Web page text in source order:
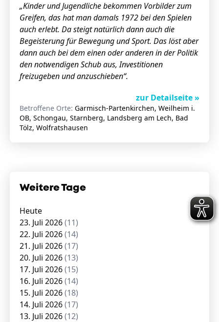
„Kinder und Jugendliche bekommen Vorbilder zum
Greifen, das hat man damals 1972 bei den Spielen
auch erlebt. Da steigt natürlich dann auch die
Begeisterung für Bewegung und Sport. Das löst aber
dann auch bei dem einen oder anderen in der Politik
den notwendigen Schub aus, Investitionen
freizugeben und anzuschieben“.
zur Detailseite »
Betroffene Orte: Garmisch-Partenkirchen, Weilheim i.
OB, Schongau, Starnberg, Landsberg am Lech, Bad
Tölz, Wolfratshausen
Weitere Tage
Heute
23. Juli 2026(11)
22. Juli 2026(14)
21. Juli 2026(17)
20. Juli 2026(13)
17. Juli 2026(15)
16. Juli 2026(14)
15. Juli 2026(18)
14. Juli 2026(17)
13. Juli 2026(12)